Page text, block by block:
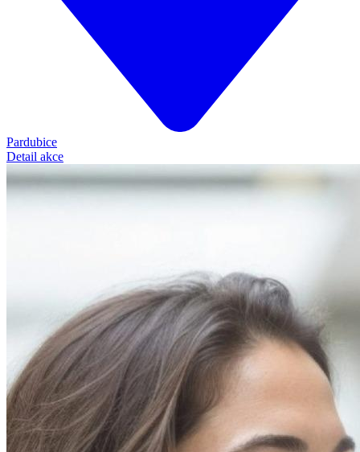
Pardubice
Detail akce